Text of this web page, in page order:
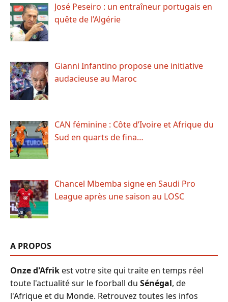
José Peseiro : un entraîneur portugais en
quête de l’Algérie
Gianni Infantino propose une initiative
audacieuse au Maroc
CAN féminine : Côte d’Ivoire et Afrique du
Sud en quarts de fina…
Chancel Mbemba signe en Saudi Pro
League après une saison au LOSC
A PROPOS
Onze d'Afrikest votre site qui traite en temps réel
toute l'actualité sur le foorball du Sénégal, de
l'Afrique et du Monde. Retrouvez toutes les infos